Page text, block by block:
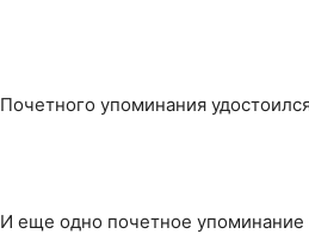
Почетного упоминания
И еще одно почетное упоминание